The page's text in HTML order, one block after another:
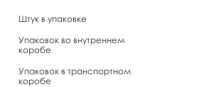
Штук в упаковке
Упаковок во внутреннем
коробе
Упаковок в транспортном
коробе